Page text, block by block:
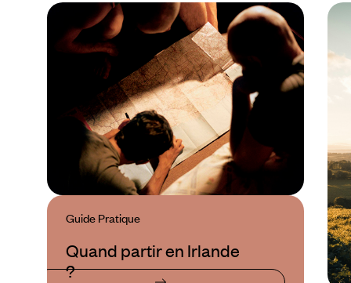
Guide Pratique
Quand partir en Irlande
?